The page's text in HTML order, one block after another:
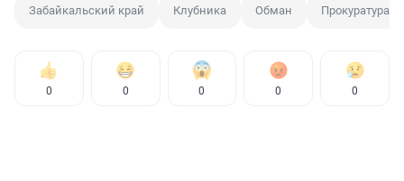
Забайкальский край Клубника Обман Прокуратура
0 0 0 0 0